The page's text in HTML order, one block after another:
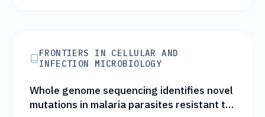
FRONTIERS IN CELLULAR AND
INFECTION MICROBIOLOGY
Whole genome sequencing identifies novel
mutations in malaria parasites resistant to